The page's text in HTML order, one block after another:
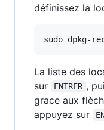
définissez la
sudo dpkg-
La liste des
sur
ENTRER ,
grace aux
appuyez sur